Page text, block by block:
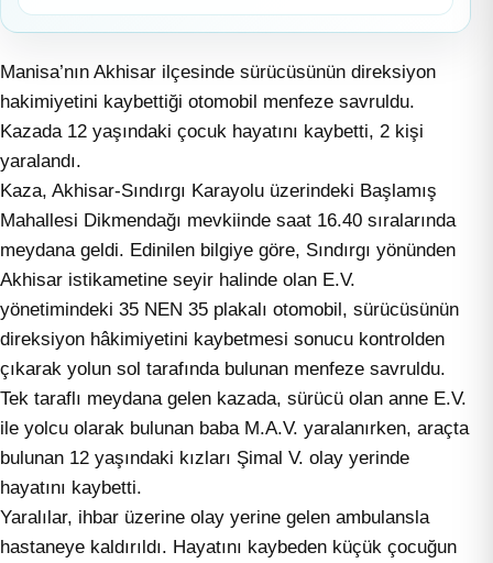
Manisa’nın Akhisar ilçesinde sürücüsünün direksiyon
hakimiyetini kaybettiği otomobil menfeze savruldu.
Kazada 12 yaşındaki çocuk hayatını kaybetti, 2 kişi
yaralandı.
Kaza, Akhisar-Sındırgı Karayolu üzerindeki Başlamış
Mahallesi Dikmendağı mevkiinde saat 16.40 sıralarında
meydana geldi. Edinilen bilgiye göre, Sındırgı yönünden
Akhisar istikametine seyir halinde olan E.V.
yönetimindeki 35 NEN 35 plakalı otomobil, sürücüsünün
direksiyon hâkimiyetini kaybetmesi sonucu kontrolden
çıkarak yolun sol tarafında bulunan menfeze savruldu.
Tek taraflı meydana gelen kazada, sürücü olan anne E.V.
ile yolcu olarak bulunan baba M.A.V. yaralanırken, araçta
bulunan 12 yaşındaki kızları Şimal V. olay yerinde
hayatını kaybetti.
Yaralılar, ihbar üzerine olay yerine gelen ambulansla
hastaneye kaldırıldı. Hayatını kaybeden küçük çocuğun